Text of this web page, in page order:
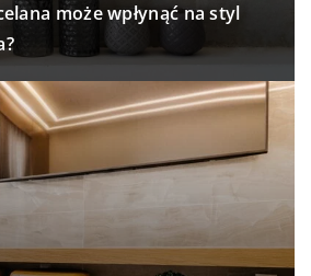
może wpłynąć na styl